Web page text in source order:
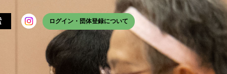
ログイン・団体登録について